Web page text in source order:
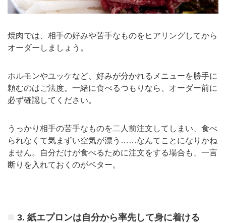
焼肉では、相手の好みや苦手なものをヒアリングしてから
オーダーしましょう。
ホルモンやユッケなど、好みが分かれるメニューを勝手に
頼むのはご法度。一緒に食べるつもりなら、オーダー前に
必ず確認してください。
うっかり相手の苦手なものを二人前注文してしまい、食べ
られなくて気まずい空気が漂う……なんてことになりかね
ません。自分だけが食べるために注文をする場合も、一言
断りを入れておくのがベター。
3. 紙エプロンは自分から率先して身に着ける